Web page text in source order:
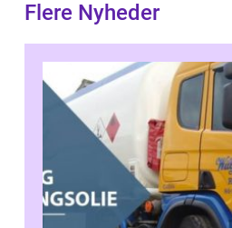
Flere Nyheder